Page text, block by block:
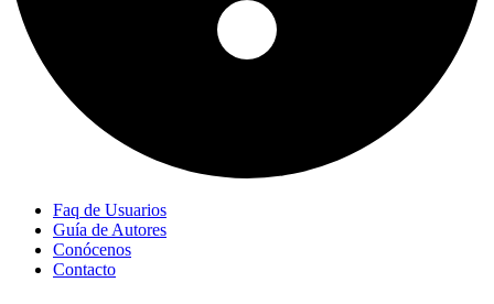
Faq de Usuarios
Guía de Autores
Conócenos
Contacto